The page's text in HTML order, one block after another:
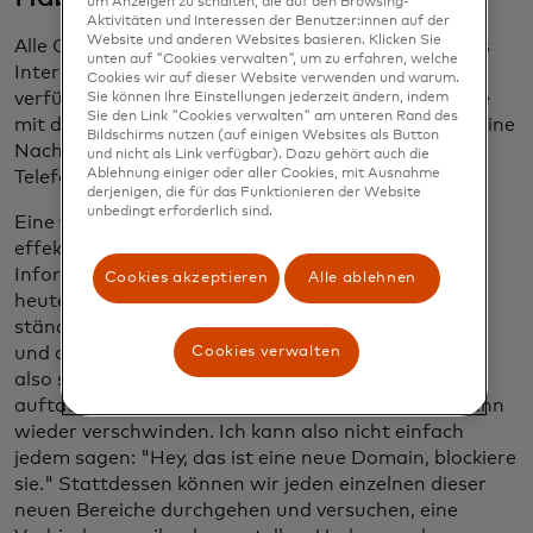
Alle Computer, die versuchen, Nachrichten über das
Internet zu senden, müssen über diese Tabellen
verfügen, die besagen: "Wenn Sie versuchen, online
mit dieser Domäne zu kommunizieren, senden Sie eine
Nachricht an diese IP-Adresse." Es ist wie das
Telefonbuch für das Internet.
Eine wirklich grundlegende, aber eigentlich ziemlich
effektive Analyse besteht darin, all diese
Informationen zu nehmen und zu sagen: "Was ist
heute hier, das gestern nicht hier war?" Es gibt
ständig neue Unternehmen, die gegründet werden,
und dann scheitern natürlich viele von ihnen. Es ist
also sehr, sehr normal, dass neue Domains
auftauchen und dann niemandem schaden und dann
wieder verschwinden. Ich kann also nicht einfach
jedem sagen: "Hey, das ist eine neue Domain, blockiere
sie." Stattdessen können wir jeden einzelnen dieser
neuen Bereiche durchgehen und versuchen, eine
Aktivitäten und Interessen der Benutzer:innen auf der
Website und anderen Websites basieren. Klicken Sie
unten auf "Cookies verwalten", um zu erfahren, welche
Cookies wir auf dieser Website verwenden und warum.
Sie können Ihre Einstellungen jederzeit ändern, indem
Sie den Link "Cookies verwalten" am unteren Rand des
Bildschirms nutzen (auf einigen Websites als Button
und nicht als Link verfügbar). Dazu gehört auch die
Ablehnung einiger oder aller Cookies, mit Ausnahme
derjenigen, die für das Funktionieren der Website
unbedingt erforderlich sind.
Cookies akzeptieren Alle ablehnen
Cookies verwalten